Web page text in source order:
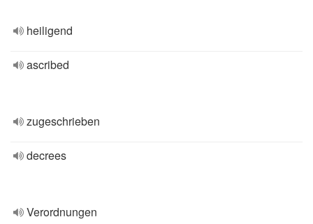
heiligend
ascribed
zugeschrieben
decrees
Verordnungen